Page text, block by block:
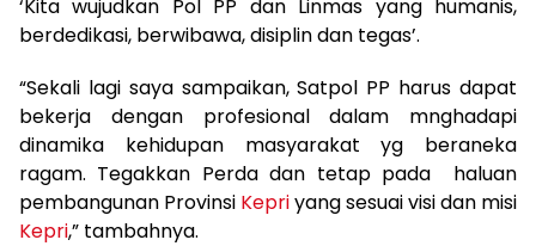
‘Kita wujudkan Pol PP dan Linmas yang humanis,
berdedikasi, berwibawa, disiplin dan tegas’.
“Sekali lagi saya sampaikan, Satpol PP harus dapat
bekerja dengan profesional dalam mnghadapi
dinamika kehidupan masyarakat yg beraneka
ragam. Tegakkan Perda dan tetap pada haluan
pembangunan Provinsi Kepriyang sesuai visi dan misi
Kepri,” tambahnya.